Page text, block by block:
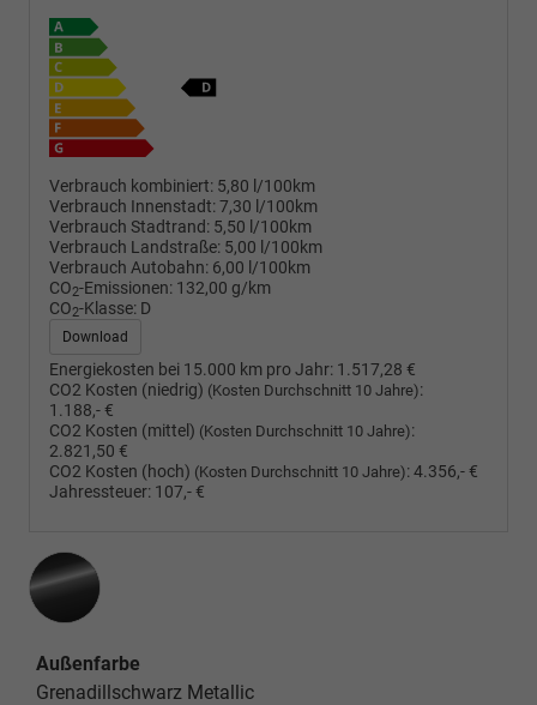
Verbrauch kombiniert: 5,80 l/100km
Verbrauch Innenstadt:7,30 l/100km
Verbrauch Stadtrand: 5,50 l/100km
Verbrauch Landstraße: 5,00 l/100km
Verbrauch Autobahn: 6,00 l/100km
CO2-Emissionen: 132,00 g/km
CO2-Klasse: D
Download
Energiekosten bei 15.000 km pro Jahr: 1.517,28 €
CO2 Kosten (niedrig) (Kosten Durchschnitt 10 Jahre):
1.188,- €
CO2 Kosten (mittel) (Kosten Durchschnitt 10 Jahre):
2.821,50 €
CO2 Kosten (hoch) (Kosten Durchschnitt 10 Jahre):4.356,- €
Jahressteuer: 107,- €
Außenfarbe
Grenadillschwarz Metallic